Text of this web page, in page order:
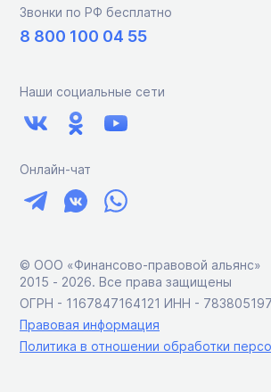
Звонки по РФ бесплатно
8 800 100 04 55
Наши социальные сети
Онлайн-чат
© ООО «Финансово-правовой альянс»
2015 ‑ 2026. Все права защищены
ОГРН - 1167847164121 ИНН -
Правовая информация
Политика в отношении обработки